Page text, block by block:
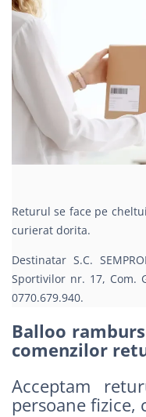
Returul se face pe
curierat dorita.
Destinatar S.C.
Sportivilor nr. 17, Com.
0770.679.940.
Balloo
comenzilor
Acceptam
persoane fizice,